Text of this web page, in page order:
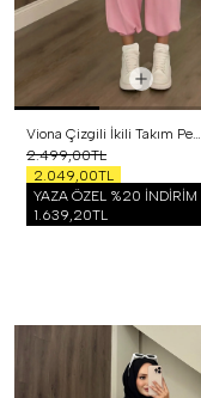
Viona Çizgili İkili Takım Pembe
2.499,00TL
2.049,00TL
YAZA ÖZEL %20 İNDİRİM
1.639,20TL